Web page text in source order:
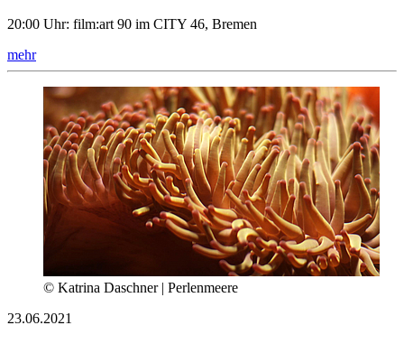
20:00 Uhr: film:art 90 im CITY 46, Bremen
mehr
© Katrina Daschner | Perlenmeere
23.06.2021